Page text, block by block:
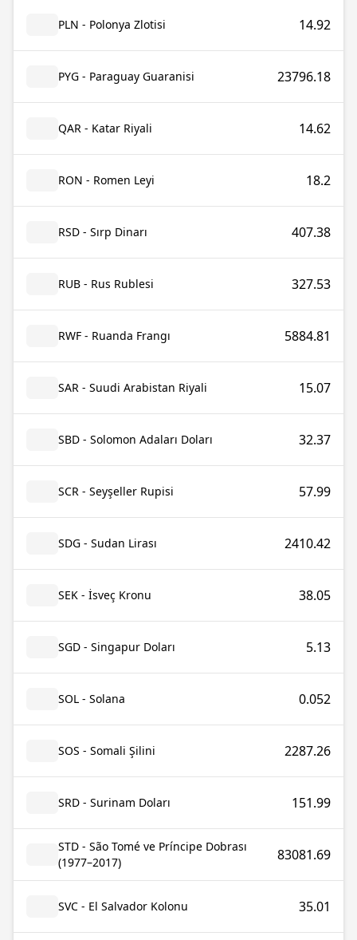
PLN - Polonya Zlotisi 14.92
PYG - Paraguay Guaranisi 23796.18
QAR - Katar Riyali 14.62
RON - Romen Leyi 18.2
RSD - Sırp Dinarı 407.38
RUB - Rus Rublesi 327.53
RWF - Ruanda Frangı 5884.81
SAR - Suudi Arabistan Riyali 15.07
SBD - Solomon Adaları Doları 32.37
SCR - Seyşeller Rupisi 57.99
SDG - Sudan Lirası 2410.42
SEK - İsveç Kronu 38.05
SGD - Singapur Doları 5.13
SOL - Solana 0.052
SOS - Somali Şilini 2287.26
SRD - Surinam Doları 151.99
STD - São Tomé ve Príncipe Dobrası
(1977–2017)
83081.69
SVC - El Salvador Kolonu 35.01